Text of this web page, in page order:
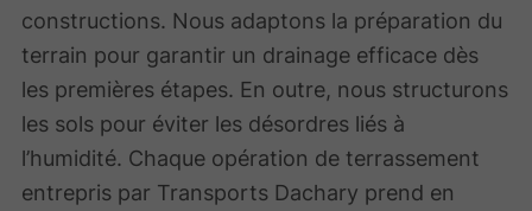
constructions. Nous adaptons la préparation du
terrain pour garantir un drainage efficace dès
les premières étapes. En outre, nous structurons
les sols pour éviter les désordres liés à
l’humidité. Chaque opération de terrassement
entrepris par Transports Dachary prend en